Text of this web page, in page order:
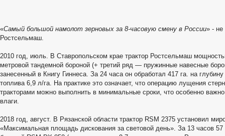
«Самый большой намолот зерновых за 8-часовую смену в России» - не
Ростсельмаш.
2010 год, июль. В Ставропольском крае трактор Ростсельмаш
метровой тандемной бороной (+ третий ряд — пружинные навесные
занесенный в Книгу Гиннеса. За 24 часа он обработал 417 га. на
топлива 6,9 л/га. На практике это означает, что операцию лущения
тракторами можно выполнить в минимальные сроки, что особенно
влаги.
2018 год, август. В Рязанской области трактор RSM 2375 установил
«Максимальная площадь дискования за световой день». За 13 часов